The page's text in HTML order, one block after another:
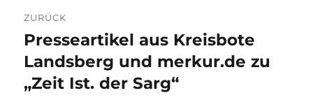
ZURÜCK
Vorheriger
Beitrag:
Presseartikel aus Kreisbote
Landsberg und merkur.de zu
„Zeit Ist. der Sarg“